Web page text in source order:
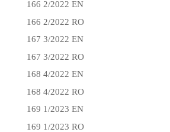
166 2/2022 EN
166 2/2022 RO
167 3/2022 EN
167 3/2022 RO
168 4/2022 EN
168 4/2022 RO
169 1/2023 EN
169 1/2023 RO